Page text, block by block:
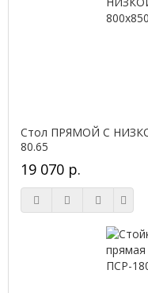
Стол ПРЯМОЙ С
80.65
19 070 р.